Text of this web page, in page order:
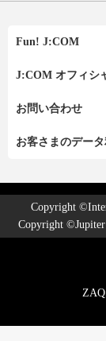
Fun! J:COM
J:COM オフィシ
お問い合わせ
お客さまのデー
Copyright
Copyright ©Jupiter